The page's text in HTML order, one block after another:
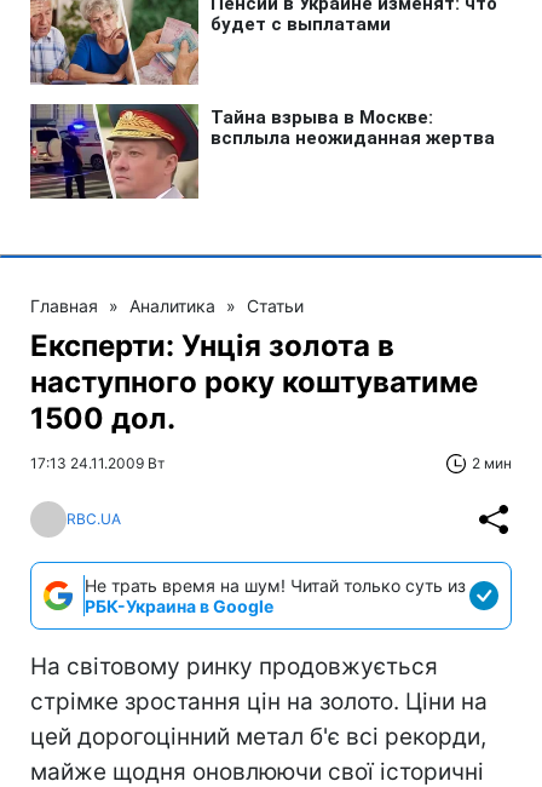
Главная » Аналитика » Статьи
Експерти: Унція золота в
наступного року коштуватиме
1500 дол.
17:13 24.11.2009 Вт 2 мин
RBC.UA
Не трать время на шум! Читай только суть из
РБК-Украина в Google
На світовому ринку продовжується
стрімке зростання цін на золото. Ціни на
цей дорогоцінний метал б'є всі рекорди,
майже щодня оновлюючи свої історичні